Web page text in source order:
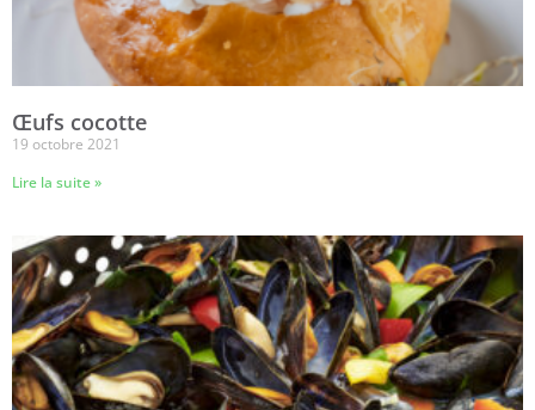
Œufs cocotte
19 octobre 2021
Lire la suite »